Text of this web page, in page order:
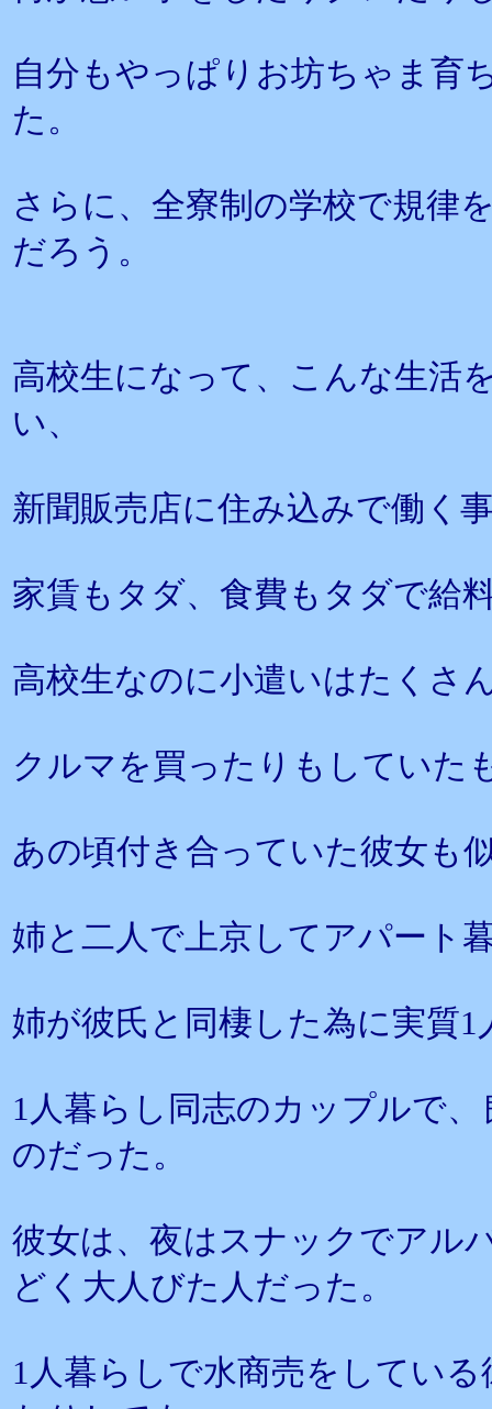
自分もやっぱりお坊ちゃま育
た。
さらに、全寮制の学校で規律
だろう。
高校生になって、こんな生活
い、
新聞販売店に住み込みで働く
家賃もタダ、食費もタダで給
高校生なのに小遣いはたくさ
クルマを買ったりもしていた
あの頃付き合っていた彼女も
姉と二人で上京してアパート
姉が彼氏と同棲した為に実質
1人暮らし同志のカップルで
のだった。
彼女は、夜はスナックでアル
どく大人びた人だった。
1人暮らしで水商売をしてい